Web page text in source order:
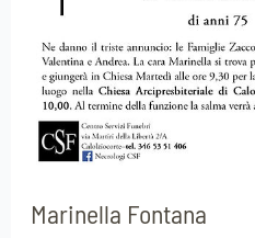
Marinella Fontana